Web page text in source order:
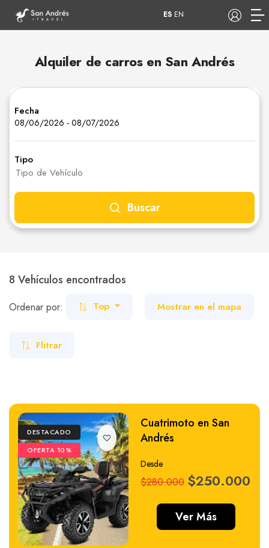
Tours
Carros
Paquetes Planes
WhatsApp Llamar
COP
ES EN
Alquiler de carros en San Andrés
Fecha
08/06/2026 - 08/07/2026
Tipo
Bicicletas
Carros
Motos
Buscar
8 Vehículos encontrados
Ordenar por: Top Mostrar en el mapa
Flitrar
DESTACADO
OFERTA 10%
Cuatrimoto en San
Andrés
Desde
$280.000 $250.000
Ver Más